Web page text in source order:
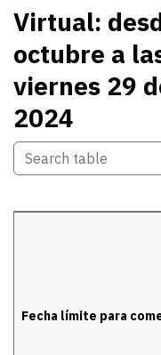
Virtual:
octubre a
viernes 29
2024
Fecha límite para